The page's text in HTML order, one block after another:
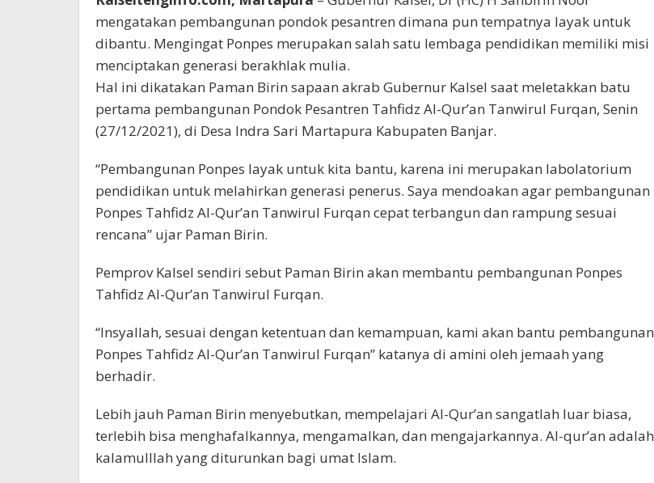
mengatakan pembangunan pondok pesantren dimana pun tempatnya layak untuk
dibantu. Mengingat Ponpes merupakan salah satu lembaga pendidikan memiliki misi
menciptakan generasi berakhlak mulia.
Hal ini dikatakan Paman Birin sapaan akrab Gubernur Kalsel saat meletakkan batu
pertama pembangunan Pondok Pesantren Tahfidz Al-Qur’an Tanwirul Furqan, Senin
(27/12/2021), di Desa Indra Sari Martapura Kabupaten Banjar.
“Pembangunan Ponpes layak untuk kita bantu, karena ini merupakan labolatorium
pendidikan untuk melahirkan generasi penerus. Saya mendoakan agar pembangunan
Ponpes Tahfidz Al-Qur’an Tanwirul Furqan cepat terbangun dan rampung sesuai
rencana” ujar Paman Birin.
Pemprov Kalsel sendiri sebut Paman Birin akan membantu pembangunan Ponpes
Tahfidz Al-Qur’an Tanwirul Furqan.
“Insyallah, sesuai dengan ketentuan dan kemampuan, kami akan bantu pembangunan
Ponpes Tahfidz Al-Qur’an Tanwirul Furqan” katanya di amini oleh jemaah yang
berhadir.
Lebih jauh Paman Birin menyebutkan, mempelajari Al-Qur’an sangatlah luar biasa,
terlebih bisa menghafalkannya, mengamalkan, dan mengajarkannya. Al-qur’an adalah
kalamulllah yang diturunkan bagi umat Islam.